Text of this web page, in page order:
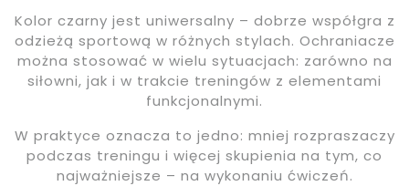
Kolor czarny jest uniwersalny – dobrze współgra z
odzieżą sportową w różnych stylach. Ochraniacze
można stosować w wielu sytuacjach: zarówno na
siłowni, jak i w trakcie treningów z elementami
funkcjonalnymi.
W praktyce oznacza to jedno: mniej rozpraszaczy
podczas treningu i więcej skupienia na tym, co
najważniejsze – na wykonaniu ćwiczeń.